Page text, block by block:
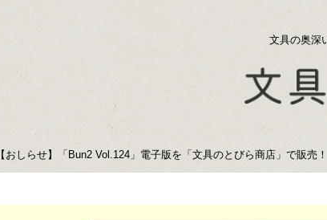
文具の奥深
【おしらせ】「Bun2 Vol.124」電子版を「文具のとびら商店」で販売！